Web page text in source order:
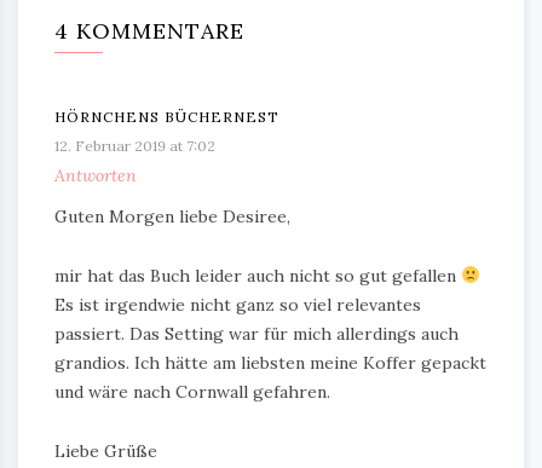
4 KOMMENTARE
HÖRNCHENS BÜCHERNEST
12. Februar 2019 at 7:02
Antworten
Guten Morgen liebe Desiree,
mir hat das Buch leider auch nicht so gut gefallen
Es ist irgendwie nicht ganz so viel relevantes
passiert. Das Setting war für mich allerdings auch
grandios. Ich hätte am liebsten meine Koffer gepackt
und wäre nach Cornwall gefahren.
Liebe Grüße